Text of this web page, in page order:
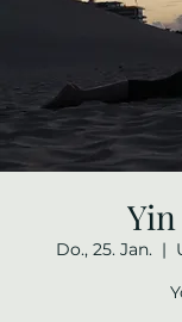
Yin
Do., 25. Jan.
  |